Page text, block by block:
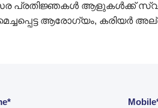
പ്രതിജ്ഞകൾ ആളുകൾക്ക് സ്വയം
ആരോഗ്യം, കരിയർ